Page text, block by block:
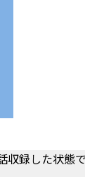
収録した状態で